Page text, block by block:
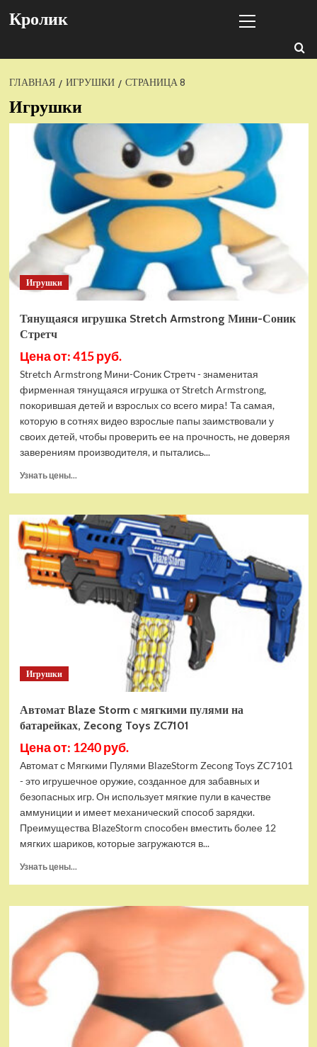
Кролик
меню
ГЛАВНАЯ ИГРУШКИ СТРАНИЦА 8
Игрушки
Игрушки
Тянущаяся игрушка Stretch Armstrong Мини-Соник
Стретч
Цена от: 415 руб.
Stretch Armstrong Мини-Соник Стретч - знаменитая
фирменная тянущаяся игрушка от Stretch Armstrong,
покорившая детей и взрослых со всего мира! Та самая,
которую в сотнях видео взрослые папы заимствовали у
своих детей, чтобы проверить ее на прочность, не доверяя
заверениям производителя, и пытались...
Узнать цены...
Тянущаяся
игрушка
Stretch
Armstrong
Мини-
Соник
Игрушки
Автомат Blaze Storm с мягкими пулями на
батарейках, Zecong Toys ZC7101
Цена от: 1240 руб.
Автомат с Мягкими Пулями BlazeStorm Zecong Toys ZC7101
- это игрушечное оружие, созданное для забавных и
безопасных игр. Он использует мягкие пули в качестве
аммуниции и имеет механический способ зарядки.
Преимущества BlazeStorm способен вместить более 12
мягких шариков, которые загружаются в...
Узнать цены...
Автомат
Blaze
мягкими
пулями
батарейках,
Zecong
Toys